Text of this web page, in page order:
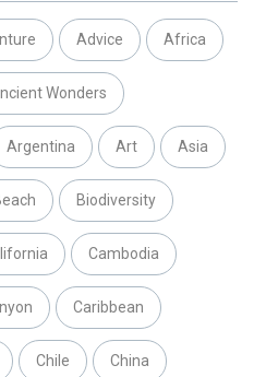
Advice Africa
Wonders
Argentina Art Asia
Biodiversity
Cambodia
Caribbean
Chile China